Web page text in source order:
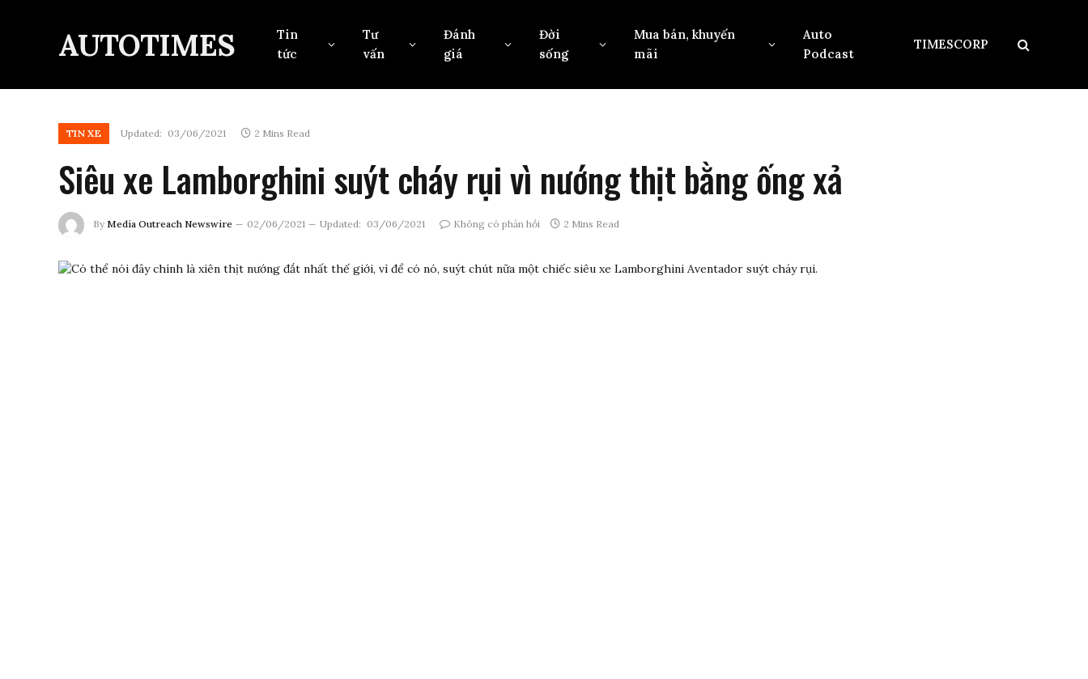
AUTOTIMES
Tin
tức
Tư
vấn
Đánh
giá
Đời
sống
Mua bán, khuyến
mãi
Auto
Podcast
TIMESCORP
TIN XE Updated: 03/06/2021 2 Mins Read
Siêu xe Lamborghini suýt cháy rụi vì nướng thịt bằng ống xả
By Media Outreach Newswire 02/06/2021 Updated: 03/06/2021 Không có phản hồi 2 Mins Read